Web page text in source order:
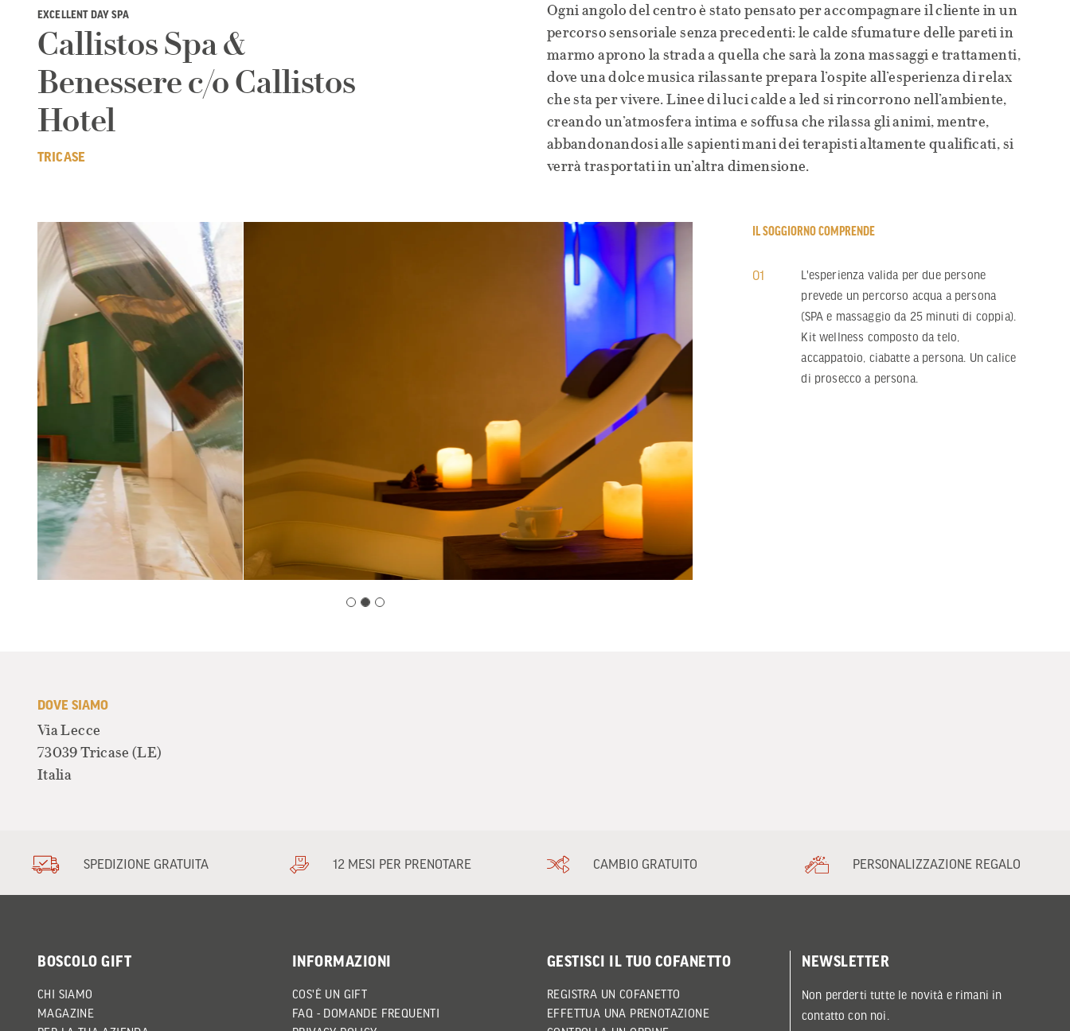
EXCELLENT DAY SPA
Callistos Spa &
Benessere c/o Callistos
Hotel
TRICASE
Ogni angolo del centro è stato pensato per accompagnare il cliente in un
percorso sensoriale senza precedenti: le calde sfumature delle pareti in
marmo aprono la strada a quella che sarà la zona massaggi e trattamenti,
dove una dolce musica rilassante prepara l’ospite all’esperienza di relax
che sta per vivere. Linee di luci calde a led si rincorrono nell’ambiente,
creando un’atmosfera intima e soffusa che rilassa gli animi, mentre,
abbandonandosi alle sapienti mani dei terapisti altamente qualificati, si
verrà trasportati in un’altra dimensione.
Previous
IL SOGGIORNO COMPRENDE
01
L'esperienza valida per due persone
prevede un percorso acqua a persona
(SPA e massaggio da 25 minuti di coppia).
Kit wellness composto da telo,
accappatoio, ciabatte a persona. Un calice
di prosecco a persona.
DOVE SIAMO
Via Lecce
73039 Tricase(LE)
Italia
SPEDIZIONE GRATUITA 12 MESI PER PRENOTARE CAMBIO GRATUITO PERSONALIZZAZIONE REGALO
BOSCOLO GIFT
CHI SIAMO
MAGAZINE
INFORMAZIONI
COS'È UN GIFT
FAQ - DOMANDE FREQUENTI
GESTISCI IL TUO COFANETTO
REGISTRA UN COFANETTO
EFFETTUA UNA PRENOTAZIONE
NEWSLETTER
Non perderti tutte le novità e rimani in
contatto con noi.